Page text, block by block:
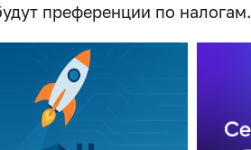
преференции по налогам.